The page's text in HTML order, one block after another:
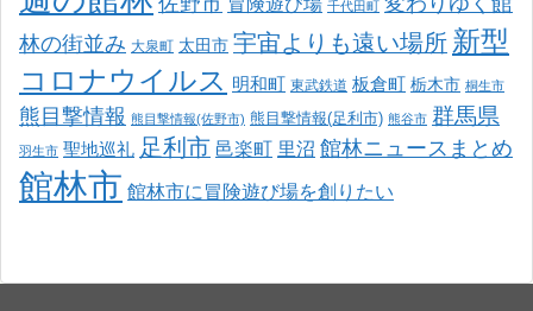
千代田町
林の街並み 大泉町 太田市 宇宙よりも遠い場所 新型
コロナウイルス 明和町 東武鉄道 板倉町 栃木市 桐生市
熊目撃情報 熊目撃情報(佐野市) 熊目撃情報(足利市) 熊谷市 群馬県
羽生市 聖地巡礼 足利市 邑楽町 里沼 館林ニュースまとめ
館林市 館林市に冒険遊び場を創りたい